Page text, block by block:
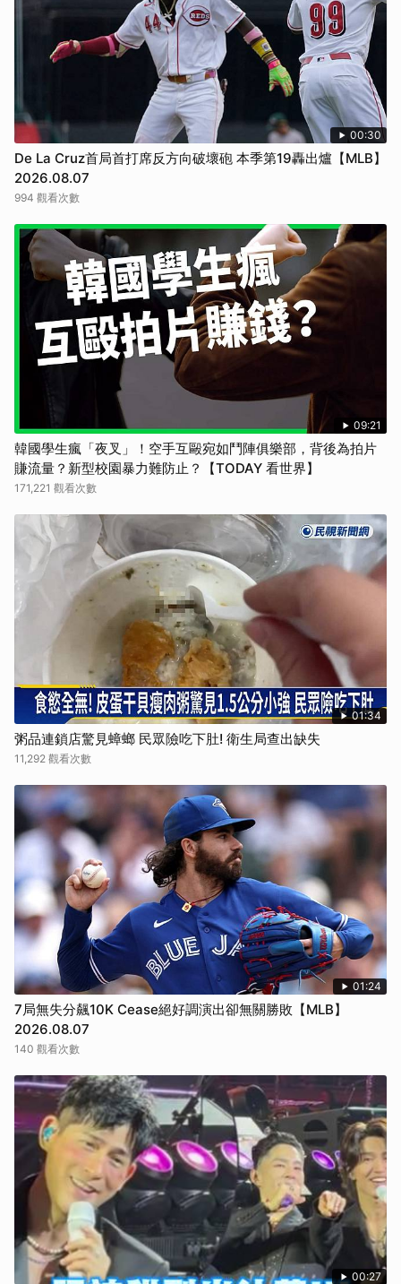
00:30
De La Cruz首局首打席反方向破壞砲 本季第19轟出爐【MLB】
2026.08.07
994 觀看次數
09:21
韓國學生瘋「夜叉」！空手互毆宛如鬥陣俱樂部，背後為拍片
賺流量？新型校園暴力難防止？【TODAY 看世界】
171,221 觀看次數
01:34
粥品連鎖店驚見蟑螂 民眾險吃下肚! 衛生局查出缺失
11,292 觀看次數
01:24
7局無失分飆10K Cease絕好調演出卻無關勝敗【MLB】
2026.08.07
140 觀看次數
00:27
取消